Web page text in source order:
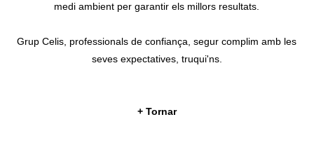
medi ambient per garantir els millors resultats.
Grup Celis, professionals de confiança, segur complim amb les
seves expectatives, truqui'ns.
+ Tornar